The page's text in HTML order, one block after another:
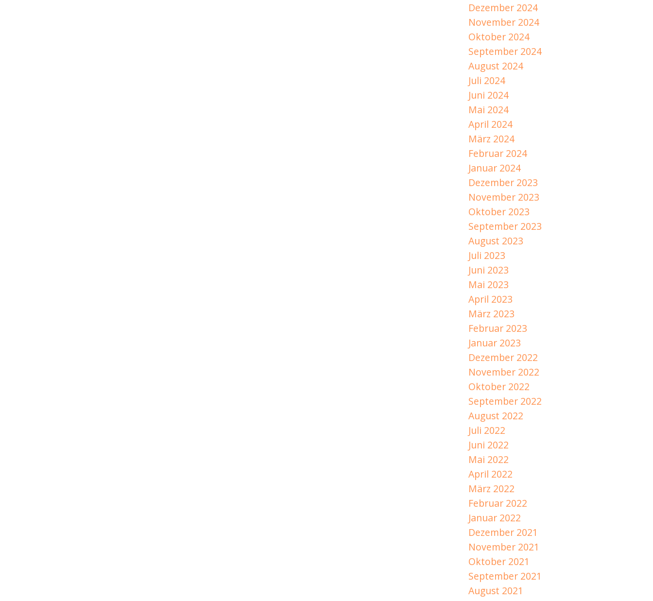
Dezember 2024
November 2024
Oktober 2024
September 2024
August 2024
Juli 2024
Juni 2024
Mai 2024
April 2024
März 2024
Februar 2024
Januar 2024
Dezember 2023
November 2023
Oktober 2023
September 2023
August 2023
Juli 2023
Juni 2023
Mai 2023
April 2023
März 2023
Februar 2023
Januar 2023
Dezember 2022
November 2022
Oktober 2022
September 2022
August 2022
Juli 2022
Juni 2022
Mai 2022
April 2022
März 2022
Februar 2022
Januar 2022
Dezember 2021
November 2021
Oktober 2021
September 2021
August 2021